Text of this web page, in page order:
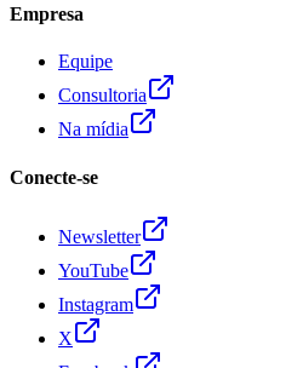
Empresa
Equipe
Consultoria
Na mídia
Conecte-se
Newsletter
YouTube
Instagram
X